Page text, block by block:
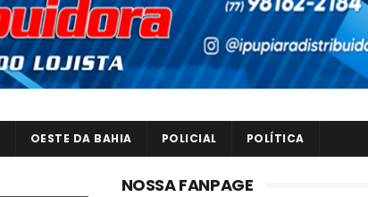
OESTE DA BAHIA POLICIAL POLÍTICA
NOSSA FANPAGE